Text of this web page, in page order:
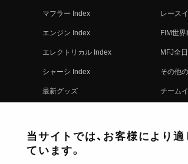
マフラー Index
エンジン Index
エレクトリカル Index
シャーシ Index
最新グッズ
コンプリート
レース
FIM世
MFJ全
その他
チーム
レース
当サイトでは、お客様により
ています。